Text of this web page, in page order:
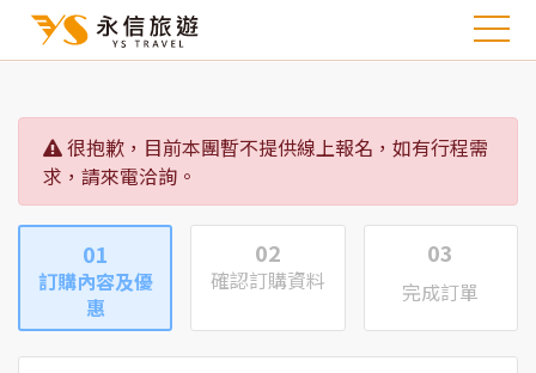
很抱歉，目前本團暫不提供線上報名，如有行程需
求，請來電洽詢。
01
訂購內容及優
惠
02
確認訂購資料
03
完成訂單